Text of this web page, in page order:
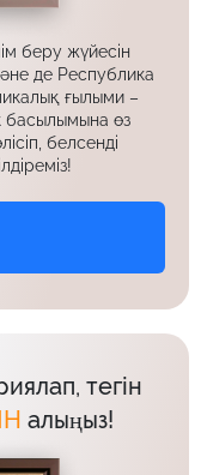
беру жүйесін
де Республика
ғылыми –
басылымына өз
белсенді
тегін
алыңыз!